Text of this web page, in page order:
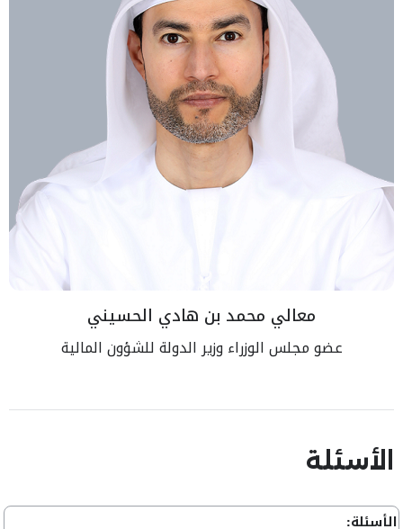
معالي محمد بن هادي الحسيني
عضو مجلس الوزراء وزير الدولة للشؤون المالية
الأسئلة
الأسئلة: